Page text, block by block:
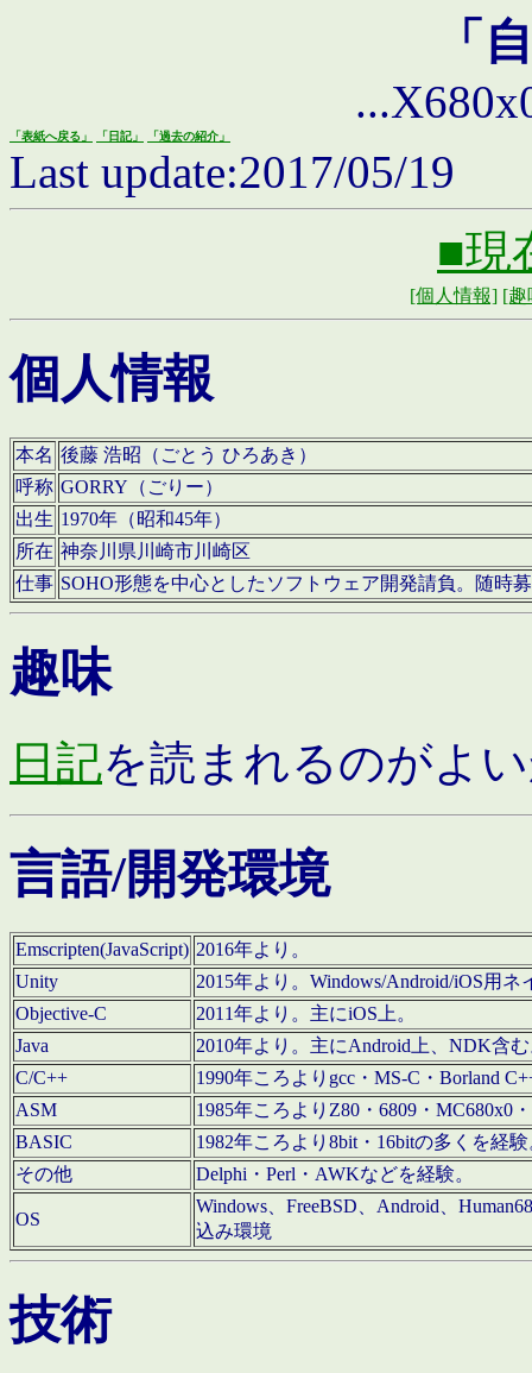
「
「表紙へ戻る」 「日記」 「過去の紹介」
Last update:2017/05/19
■現
[個人情報] [趣
個人情報
本名 後藤 浩昭（ごとう ひろあき）
呼称 GORRY（ごりー）
出生 1970年（昭和45年）
所在 神奈川県川崎市川崎区
仕事 SOHO形態を中心としたソフトウェア開発請負。随時
趣味
日記を読まれるのがよ
言語/開発環境
Emscripten(JavaScript) 2016年より。
Unity
2015年より。Windows/Android/iOS用
Objective-C
2011年より。主にiOS上。
Java
2010年より。主にAndroid上、NDK含
C/C++
1990年ころよりgcc・MS-C・Borland
ASM
1985年ころよりZ80・6809・MC680x0
BASIC
1982年ころより8bit・16bitの多くを経
その他
Delphi・Perl・AWKなどを経験。
OS
Windows、FreeBSD、Android、
込み環境
技術